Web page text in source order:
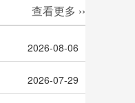
查看更多 ››
2026-08-06
2026-07-29